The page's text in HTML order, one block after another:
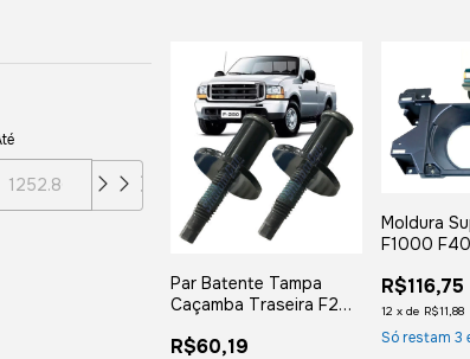
Par Batente Tampa
Caçamba Traseira F250
2002 2003
R$60,19
Moldura
F1000
R$116,75
12 xde R$11,88
Só restam3